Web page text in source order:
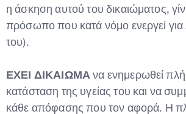
η άσκηση αυτού του δικαιώματος,
πρόσωπο που κατά νόμο ενεργεί
του).
ΕΧΕΙ ΔΙΚΑΙΩΜΑνα ενημερωθεί
κατάσταση της υγείας του και να
κάθε απόφασης που τον αφορά. Η